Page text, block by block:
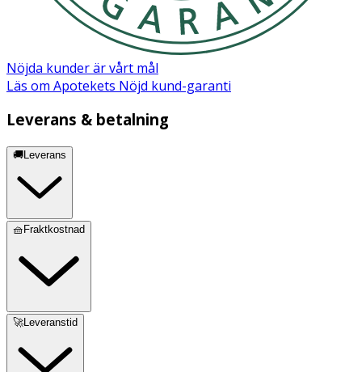
Nöjda kunder är vårt mål
Läs om Apotekets Nöjd kund-garanti
Leverans & betalning
🚚Leverans
🧺Fraktkostnad
🚀Leveranstid